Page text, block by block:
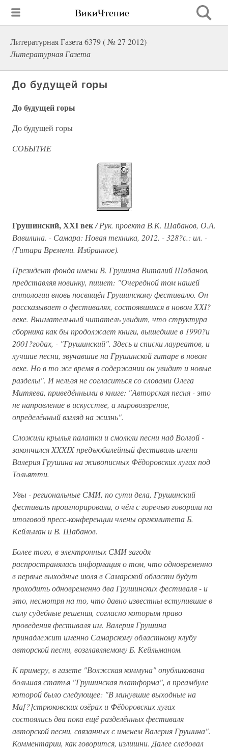
ВикиЧтение
Литературная Газета 6379 ( № 27 2012)
Литературная Газета
До будущей горы
До будущей горы
До будущей горы
СОБЫТИЕ
Грушинский, ХХI век/ Рук. проекта В.К. Шабанов, О.А.
Вавилина. - Самара: Новая техника, 2012. - 328?с.: ил. -
(Гитара Времени. Избранное).
Президент фонда имени В. Грушина Виталий Шабанов,
представляя новинку, пишет: "Очередной том нашей
антологии вновь посвящён Грушинскому фестивалю. Он
рассказывает о фестивалях, состоявшихся в новом ХХI?
веке. Внимательный читатель увидит, что структура
сборника как бы продолжает книги, вышедшие в 1990?и
2001?годах, - "Грушинский". Здесь и списки лауреатов, и
лучшие песни, звучавшие на Грушинской гитаре в новом
веке. Но в то же время в содержании он увидит и новые
разделы". И нельзя не согласиться со словами Олега
Митяева, приведёнными в книге: "Авторская песня - это
не направление в искусстве, а мировоззрение,
определённый взгляд на жизнь".
Сложили крылья палатки и смолкли песни над Волгой -
закончился XXXIX предъюбилейный фестиваль имени
Валерия Грушина на живописных Фёдоровских лугах под
Тольятти.
Увы - региональные СМИ, по сути дела, Грушинский
фестиваль проигнорировали, о чём с горечью говорили на
итоговой пресс-конференции члены оргкомитета Б.
Кейльман и В. Шабанов.
Более того, в электронных СМИ загодя
распространялась информация о том, что одновременно
в первые выходные июля в Самарской области будут
проходить одновременно два Грушинских фестиваля - и
это, несмотря на то, что давно известны вступившие в
силу судебные решения, согласно которым право
проведения фестиваля им. Валерия Грушина
принадлежит именно Самарскому областному клубу
авторской песни, возглавляемому Б. Кейльманом.
К примеру, в газете "Волжская коммуна" опубликована
большая статья "Грушинская платформа", в преамбуле
которой было следующее: "В минувшие выходные на
Ма[?]стрюковских озёрах и Фёдоровских лугах
состоялись два пока ещё разделённых фестиваля
авторской песни, связанных с именем Валерия Грушина".
Комментарии, как говорится, излишни. Далее следовал